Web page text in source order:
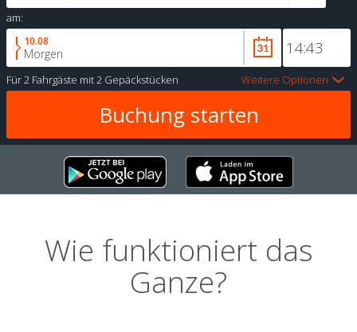
am:
10.08
Morgen
Für2 Fahrgäste mit2 Gepäckstücken Weitere Optionen
Wie funktioniert das
Ganze?